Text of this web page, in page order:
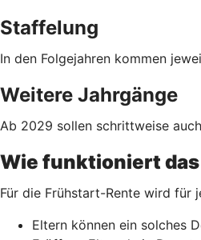
Staffelung
In den Folgejahren kommen
Weitere Jahrgänge
Ab 2029 sollen schrittweise
Wie funktioniert
Für die Frühstart-Rente wird für
Eltern können ein solches